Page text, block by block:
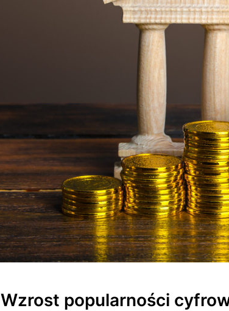
Wzrost popularności